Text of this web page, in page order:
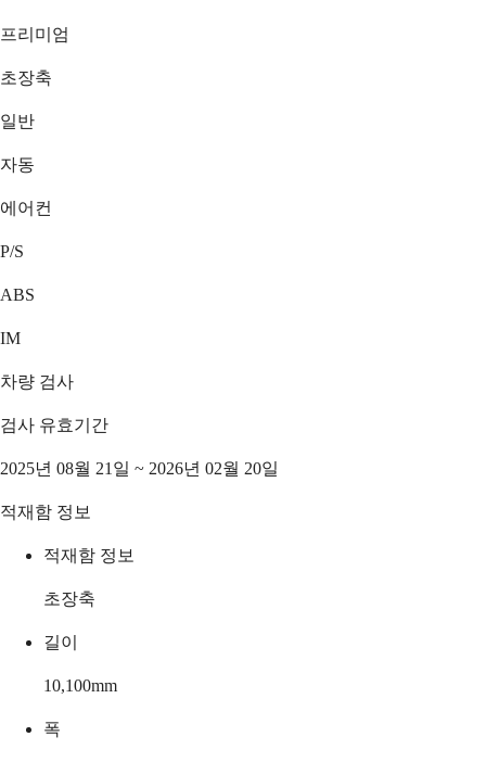
프리미엄
초장축
일반
자동
에어컨
P/S
ABS
IM
차량 검사
검사 유효기간
2025년 08월 21일 ~ 2026년 02월 20일
적재함 정보
적재함 정보
초장축
길이
10,100mm
폭